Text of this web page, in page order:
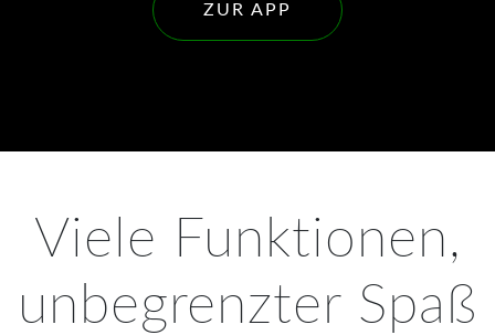
ZUR APP
Viele Funktionen,
unbegrenzter Spaß